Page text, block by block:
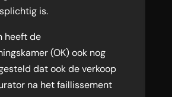
is.
heeft de
(OK) ook nog
dat ook de verkoop
na het faillissement